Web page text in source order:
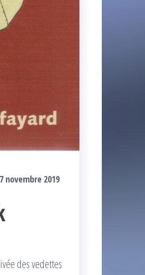
novembre 2019
des vedettes